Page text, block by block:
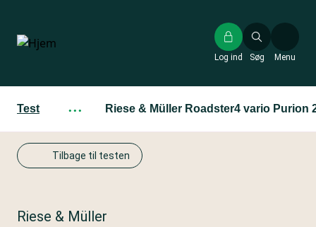
hovedindhold
Søg
Log ind Menu
Test ··· Riese & Müller Roadster4 vario Purion
Tilbage til testen
Riese & Müller